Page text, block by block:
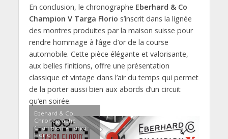
En conclusion, le chronographe Eberhard & Co
Champion V Targa Florio s’inscrit dans la lignée
des montres produites par la maison suisse pour
rendre hommage à l’âge d’or de la course
automobile. Cette pièce élégante et valorisante,
aux belles finitions, offre une présentation
classique et vintage dans l’air du temps qui permet
de la porter aussi bien aux abords d’un circuit
qu’en soirée.
Ebehard & Co.
Chronographe
Champion V Targa
Florio